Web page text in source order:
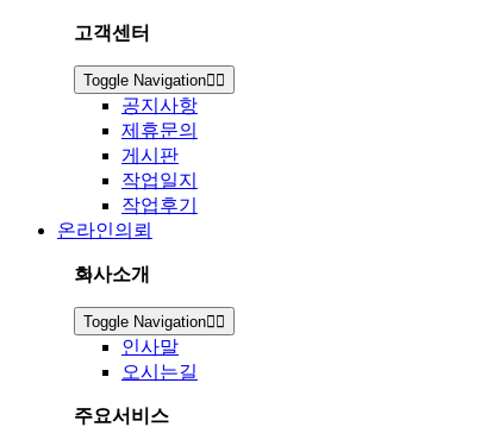
고객센터
Toggle Navigation
공지사항
제휴문의
게시판
작업일지
작업후기
온라인의뢰
회사소개
Toggle Navigation
인사말
오시는길
주요서비스